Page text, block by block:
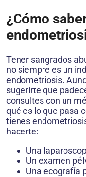
¿Cómo
Tener sangrados
no siempre es un
endometriosis.
sugerirte que
consultes con un
qué es lo que pasa
tienes
hacerte:
Una
Un examen
Una ecografía